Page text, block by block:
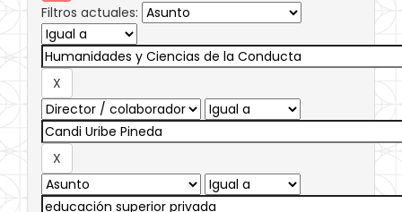
Filtros actuales: